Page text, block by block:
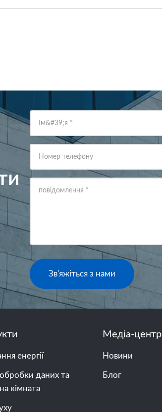
Ім&#39;я *
Номер телефону
повідомлення *
Зв'яжіться з нами
енергії
даних та
кімната
Медіа-центр
Новини
Блог